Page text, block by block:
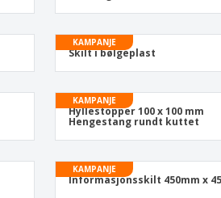
KAMPANJE
Skilt i bølgeplast
KAMPANJE
Hyllestopper 100 x 100 mm
Hengestang rundt kuttet
KAMPANJE
Informasjonsskilt 450mm x